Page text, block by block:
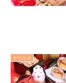
イベント